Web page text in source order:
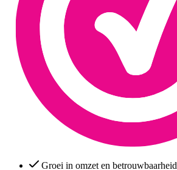
Groei in omzet en betrouwbaarheid